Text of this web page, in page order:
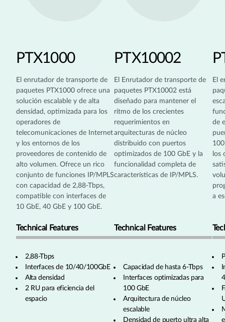
PTX1000
El enrutador de transporte de
paquetes PTX1000 ofrece una
solución escalable y de alta
densidad, optimizada para los
operadores de
telecomunicaciones de Internet
y los entornos de los
proveedores de contenido de
alto volumen. Ofrece un rico
conjunto de funciones IP/MPLS
con capacidad de 2,88-Tbps,
compatible con interfaces de
10 GbE, 40 GbE y 100 GbE.
Technical Features
2,88-Tbps
Interfaces de 10/40/100GbE
Alta densidad
2 RU para eficiencia del
espacio
PTX10002
El Enrutador de transporte de
paquetes PTX10002 está
diseñado para mantener el
ritmo de los crecientes
requerimientos en
arquitecturas de núcleo
distribuido con puertos
optimizados de 100 GbE y la
funcionalidad completa de
características de IP/MPLS.
Technical Features
Capacidad de hasta 6-Tbps
Interfaces optimizadas para
100 GbE
Arquitectura de núcleo
escalable
Densidad de puerto ultra alta
El
de
los
a